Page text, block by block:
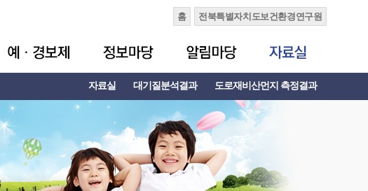
홈 전북특별자치도보건환경연구원
자료실 대기질분석결과 도로재비산먼지 측정결과